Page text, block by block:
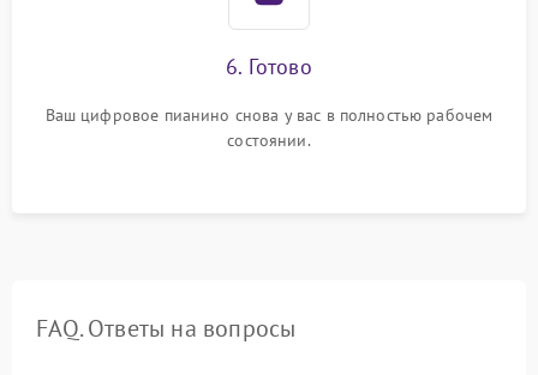
6. Готово
Ваш цифровое пианино снова у вас в полностью рабочем
состоянии.
FAQ. Ответы на вопросы